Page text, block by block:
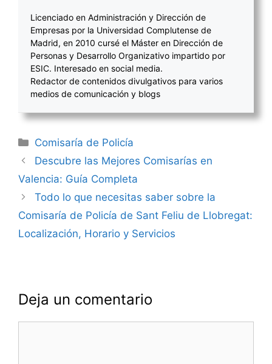
Licenciado en Administración y Dirección de
Empresas por la Universidad Complutense de
Madrid, en 2010 cursé el Máster en Dirección de
Personas y Desarrollo Organizativo impartido por
ESIC. Interesado en social media.
Redactor de contenidos divulgativos para varios
medios de comunicación y blogs
Categorías
Comisaría de Policía
Navegación
de
Descubre las Mejores Comisarías en
Valencia: Guía Completa
Todo lo que necesitas saber sobre la
Comisaría de Policía de Sant Feliu de Llobregat:
Localización, Horario y Servicios
Deja un comentario